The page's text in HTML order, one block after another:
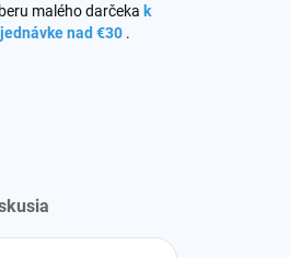
malého darčeka k
nad €30 .